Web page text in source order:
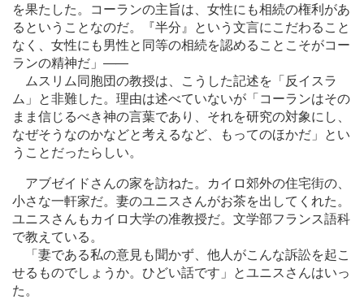
を果たした。コーランの主旨は、女性にも相続の権利があ
るということなのだ。『半分』という文言にこだわること
なく、女性にも男性と同等の相続を認めることこそがコー
ランの精神だ」 ――
ムスリム同胞団の教授は、こうした記述を「反イスラ
ム」と非難した。理由は述べていないが「コーランはその
まま信じるべき神の言葉であり、それを研究の対象にし、
なぜそうなのかなどと考えるなど、もってのほかだ」とい
うことだったらしい。
アブゼイドさんの家を訪ねた。カイロ郊外の住宅街の、
小さな一軒家だ。妻のユニスさんがお茶を出してくれた。
ユニスさんもカイロ大学の准教授だ。文学部フランス語科
で教えている。
「妻である私の意見も聞かず、他人がこんな訴訟を起こ
せるものでしょうか。ひどい話です」とユニスさんはいっ
た。